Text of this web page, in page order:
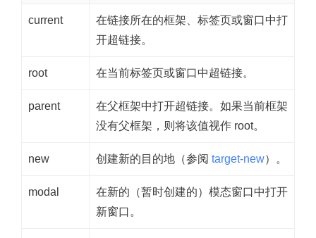
current
在链接所在的框架、标签页或窗口中打
开超链接。
root 在当前标签页或窗口中超链接。
parent
在父框架中打开超链接。如果当前框架
没有父框架，则将该值视作 root。
new 创建新的目的地（参阅 target-new）。
modal
在新的（暂时创建的）模态窗口中打开
新窗口。